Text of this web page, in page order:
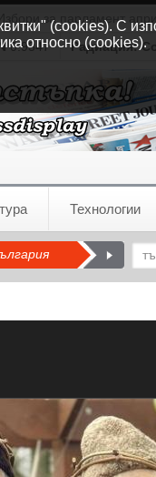
Избори за парламент
0.9347 Радиация:
Технологии
(cookies). С
относно (cookies).